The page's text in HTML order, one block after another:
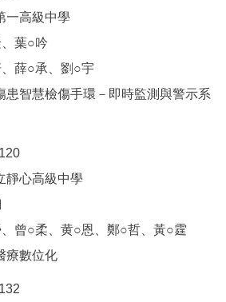
一高級中學
葉○吟
薛○承、劉○宇
患智慧檢傷手環－即時監測與警示系
靜心高級中學
曾○柔、黄○恩、鄭○哲、黃○霆
療數位化